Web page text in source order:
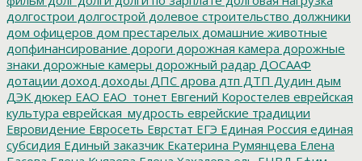
долгострои долгострой долевое строительство должники
дом офицеров дом престарелых домашние животные
допфинансирование дороги дорожная камера дорожные
знаки дорожные камеры дорожный радар ДОСААФ
дотации доход доходы ДПС дрова дтп ДТП Дудин дым
ДЭК дюкер ЕАО ЕАО_тонет Евгений Коростелев еврейская
культура еврейская_мудрость еврейские традиции
Евровидение Евросеть Еврстат ЕГЭ Единая Россия единая
субсидия Единый заказчик Екатерина Румянцева Елена